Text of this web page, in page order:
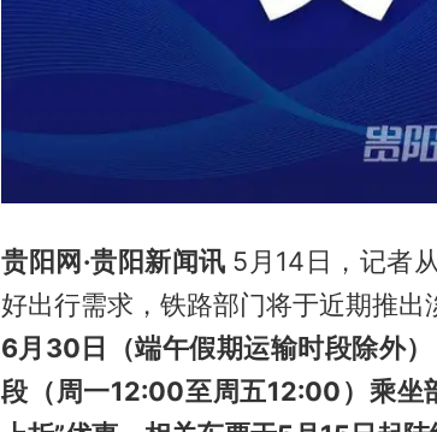
贵阳网·贵阳新闻讯 5月14日，记者
好出行需求，铁路部门将于近期推出
6月30日（端午假期运输时段除外
段（周一12:00至周五12:00）乘坐